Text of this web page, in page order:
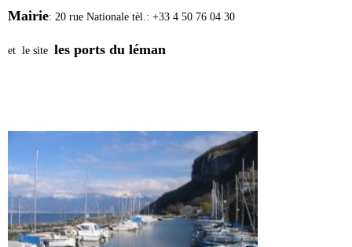
Mairie: 20 rue Nationale tèl.: +33 4 50 76 04 30
et le site les ports du léman